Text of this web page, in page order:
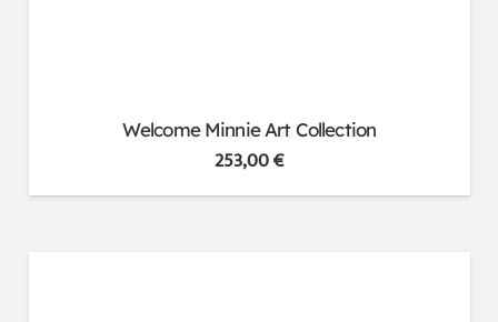
Welcome Minnie Art Collection
253,00€